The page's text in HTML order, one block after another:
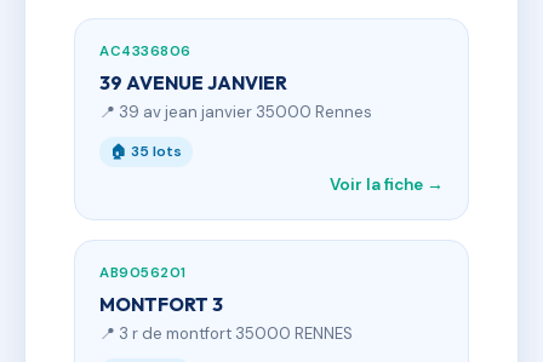
AC4336806
39 AVENUE JANVIER
📍 39 av jean janvier 35000 Rennes
🏠 35 lots
Voir la fiche →
AB9056201
MONTFORT 3
📍 3 r de montfort 35000 RENNES